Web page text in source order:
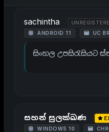
sachintha
ANDROID 11 UC
සිංහල උපසිරැසියට
සහන් සුලක්ඛණ
WINDOWS 10